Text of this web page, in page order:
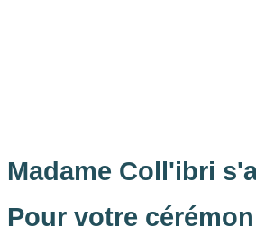
Madame Coll'ibri
Pour votre